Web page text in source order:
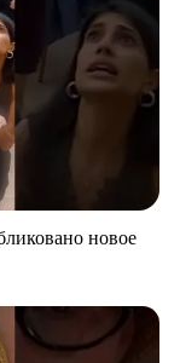
новое